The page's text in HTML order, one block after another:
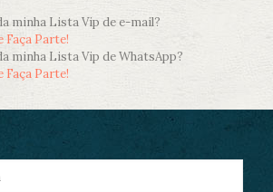
minha Lista Vip de e-mail?
Faça Parte!
minha Lista Vip de WhatsApp?
Faça Parte!